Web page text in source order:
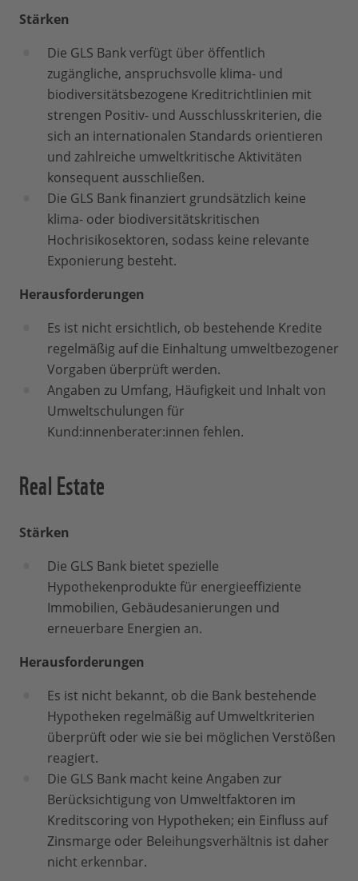
Stärken
Die GLS Bank verfügt über öffentlich
zugängliche, anspruchsvolle klima- und
biodiversitätsbezogene Kreditrichtlinien mit
strengen Positiv- und Ausschlusskriterien, die
sich an internationalen Standards orientieren
und zahlreiche umweltkritische Aktivitäten
konsequent ausschließen.
Die GLS Bank finanziert grundsätzlich keine
klima- oder biodiversitätskritischen
Hochrisikosektoren, sodass keine relevante
Exponierung besteht.
Herausforderungen
Es ist nicht ersichtlich, ob bestehende Kredite
regelmäßig auf die Einhaltung umweltbezogener
Vorgaben überprüft werden.
Angaben zu Umfang, Häufigkeit und Inhalt von
Umweltschulungen für
Kund:innenberater:innen fehlen.
Real Estate
Stärken
Die GLS Bank bietet spezielle
Hypothekenprodukte für energieeffiziente
Immobilien, Gebäudesanierungen und
erneuerbare Energien an.
Herausforderungen
Es ist nicht bekannt, ob die Bank bestehende
Hypotheken regelmäßig auf Umweltkriterien
überprüft oder wie sie bei möglichen Verstößen
reagiert.
Die GLS Bank macht keine Angaben zur
Berücksichtigung von Umweltfaktoren im
Kreditscoring von Hypotheken; ein Einfluss auf
Zinsmarge oder Beleihungsverhältnis ist daher
nicht erkennbar.